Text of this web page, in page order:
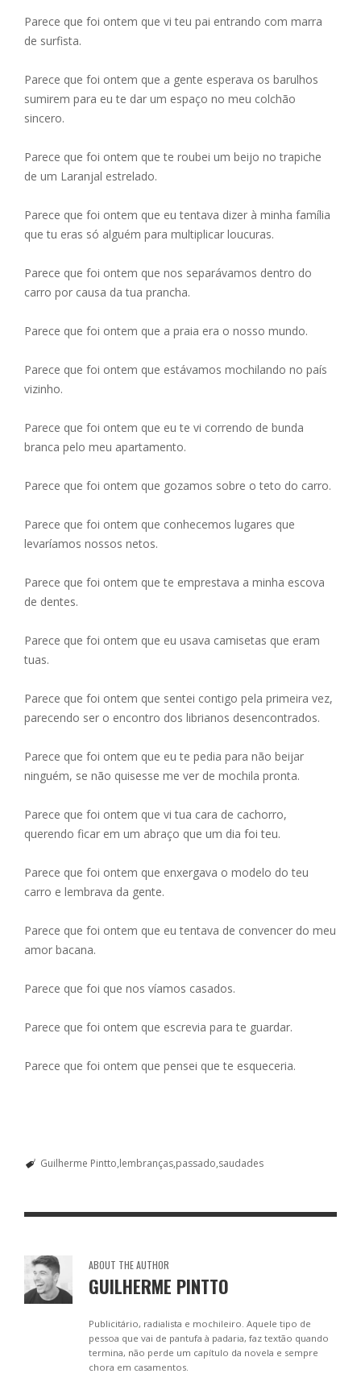
Parece que foi ontem que vi teu pai entrando com marra
de surfista.
Parece que foi ontem que a gente esperava os barulhos
sumirem para eu te dar um espaço no meu colchão
sincero.
Parece que foi ontem que te roubei um beijo no trapiche
de um Laranjal estrelado.
Parece que foi ontem que eu tentava dizer à minha família
que tu eras só alguém para multiplicar loucuras.
Parece que foi ontem que nos separávamos dentro do
carro por causa da tua prancha.
Parece que foi ontem que a praia era o nosso mundo.
Parece que foi ontem que estávamos mochilando no país
vizinho.
Parece que foi ontem que eu te vi correndo de bunda
branca pelo meu apartamento.
Parece que foi ontem que gozamos sobre o teto do carro.
Parece que foi ontem que conhecemos lugares que
levaríamos nossos netos.
Parece que foi ontem que te emprestava a minha escova
de dentes.
Parece que foi ontem que eu usava camisetas que eram
tuas.
Parece que foi ontem que sentei contigo pela primeira vez,
parecendo ser o encontro dos librianos desencontrados.
Parece que foi ontem que eu te pedia para não beijar
ninguém, se não quisesse me ver de mochila pronta.
Parece que foi ontem que vi tua cara de cachorro,
querendo ficar em um abraço que um dia foi teu.
Parece que foi ontem que enxergava o modelo do teu
carro e lembrava da gente.
Parece que foi ontem que eu tentava de convencer do meu
amor bacana.
Parece que foi que nos víamos casados.
Parece que foi ontem que escrevia para te guardar.
Parece que foi ontem que pensei que te esqueceria.
Guilherme Pintto lembranças passado saudades
ABOUT THE AUTHOR
GUILHERME PINTTO
Publicitário, radialista e mochileiro. Aquele tipo de
pessoa que vai de pantufa à padaria, faz textão quando
termina, não perde um capítulo da novela e sempre
chora em casamentos.